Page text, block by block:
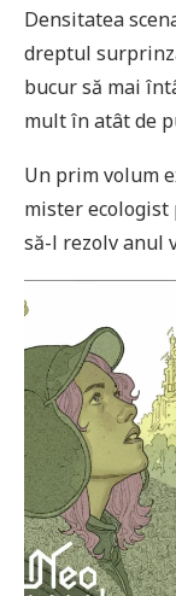
Densitatea
dreptul
bucur să mai
mult în atât de
Un prim volum
mister ecologist
să-l rezolv anul